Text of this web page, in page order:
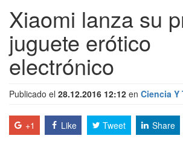
Xiaomi lanza su
juguete erótico
electrónico
Publicado el 28.12.2016 12:12 en Ciencia Y
+1 Like Tweet Share